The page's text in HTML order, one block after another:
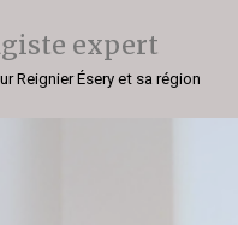
expert
Reignier Ésery et sa région